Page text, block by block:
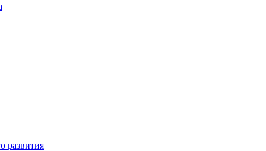
развития